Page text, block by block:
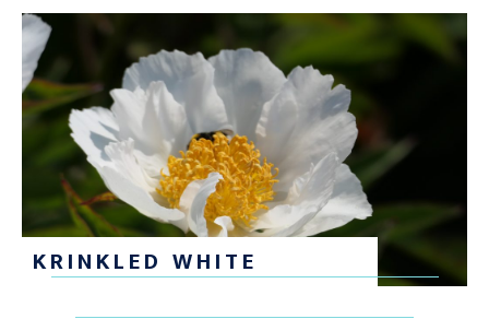
KRINKLED WHITE